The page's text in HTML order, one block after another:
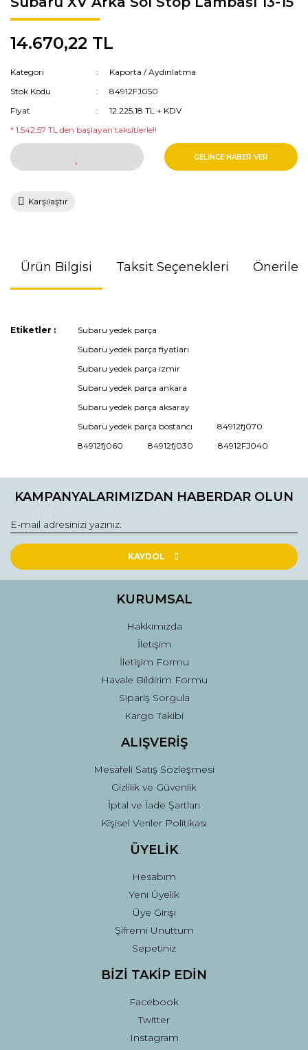
14.670,22 TL
Kategori
Kaporta / Aydınlatma
Stok Kodu
84912FJ050
Fiyat
12.225,18 TL + KDV
* 1.542,57 TL den başlayan taksitlerle!!
GELİNCE HABER VER
Karşılaştır
Ürün Bilgisi Taksit Seçenekleri
Bu ürünün fiyat bilgisi, resim, ürün açıklamalarında ve diğer
kullanarak tarafımıza iletebilirsiniz.
Görüş ve önerileriniz için teşekkür ederiz.
Bu ürüne benzer farklı alternatifler olmalı.
Gönder
Etiketler :
Subaru yedek parça
Subaru yedek parça fiyatları
Subaru yedek parça izmir
Subaru yedek parça ankara
Subaru yedek parça aksaray
Subaru yedek parça bostancı
84912fj070
84912fj060
84912fj030 84912FJ040
KAMPANYALARIMIZDAN HABERDAR OLUN
KAYDOL
KURUMSAL
Hakkımızda
İletişim
İletişim Formu
Havale Bildirim Formu
Sipariş Sorgula
Kargo Takibi
ALIŞVERİŞ
Mesafeli Satış Sözleşmesi
Gizlilik ve Güvenlik
İptal ve İade Şartları
Kişisel Veriler Politikası
ÜYELİK
Hesabım
Yeni Üyelik
Üye Girişi
Şifremi Unuttum
Sepetiniz
BİZİ TAKİP EDİN
Facebook
Twitter
Instagram